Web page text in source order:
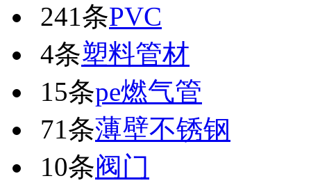
241条PVC
4条塑料管材
15条pe燃气管
71条薄壁不锈钢
10条阀门